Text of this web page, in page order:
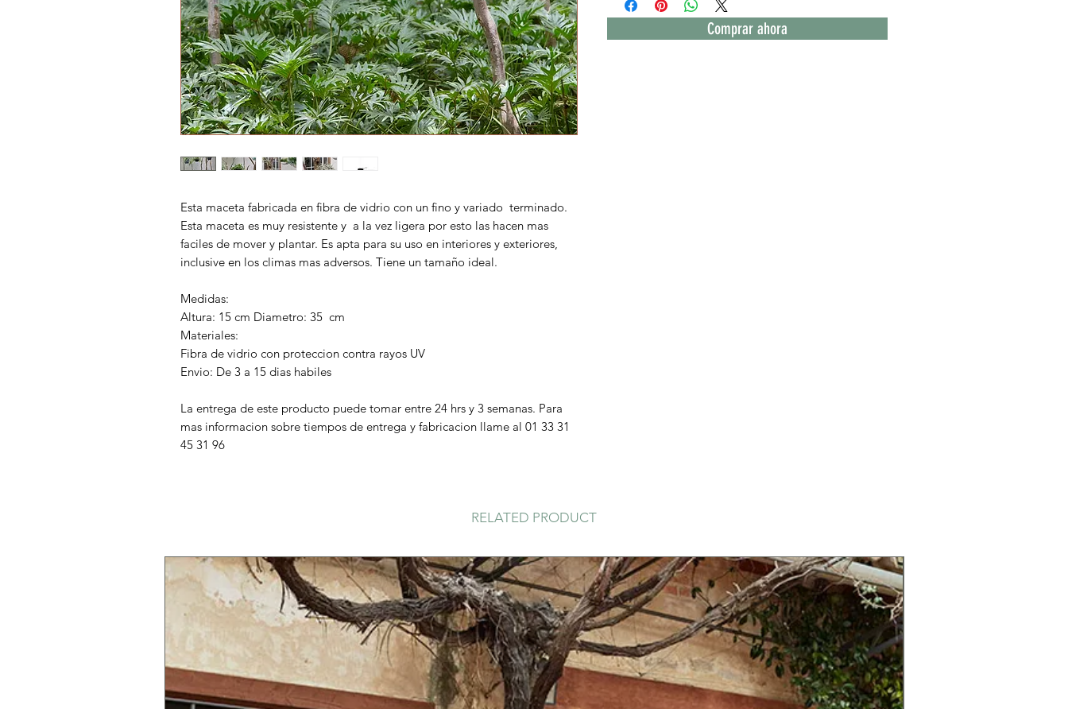
Esta maceta fabricada en fibra de vidrio con un fino y variado terminado.
Esta maceta es muy resistente y a la vez ligera por esto las hacen mas
faciles de mover y plantar. Es apta para su uso en interiores y exteriores,
inclusive en los climas mas adversos. Tiene un tamaño ideal.
Medidas:
Altura: 15 cm Diametro: 35 cm
Materiales:
Fibra de vidrio con proteccion contra rayos UV
Envio: De 3 a 15 dias habiles
La entrega de este producto puede tomar entre 24 hrs y 3 semanas. Para
mas informacion sobre tiempos de entrega y fabricacion llame al 01 33 31
45 31 96
Comprar ahora
RELATED PRODUCT